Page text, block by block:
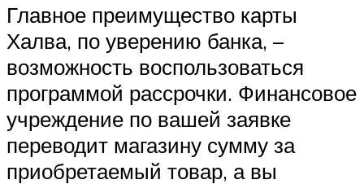
Главное преимущество карты
Халва, по уверению банка, –
возможность воспользоваться
программой рассрочки. Финансовое
учреждение по вашей заявке
переводит магазину сумму за
приобретаемый товар, а вы